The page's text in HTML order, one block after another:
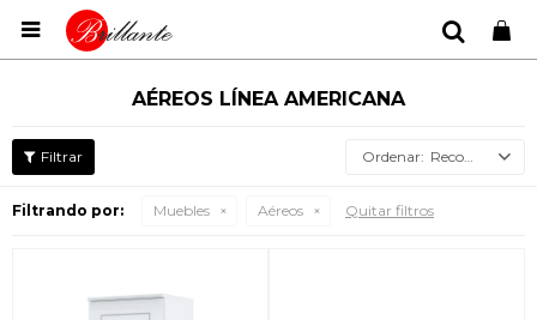

AÉREOS LÍNEA AMERICANA
Recomendados
Filtrando por: Muebles Aéreos Quitar filtros